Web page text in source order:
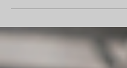
richtigen Kontext betrachtet
repräsentativen 10-kW-
der Unterschied zwischen